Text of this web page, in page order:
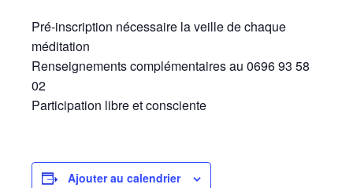
Pré-inscription nécessaire la veille de chaque
méditation
Renseignements complémentaires au 0696 93 58
02
Participation libre et consciente
Ajouter au calendrier